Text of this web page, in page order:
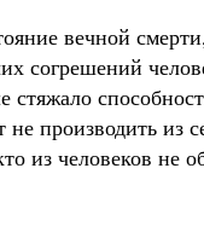
вечной
согрешений
стяжало
производить из
из человеков не